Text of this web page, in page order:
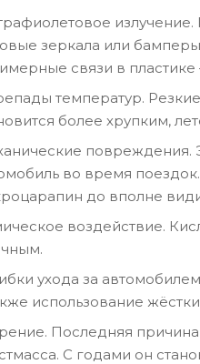
зеркала или
связи в
температур.
более хрупким,
повреждения.
во время
до вполне
воздействие.
ухода за
использование
Последняя
С годами он